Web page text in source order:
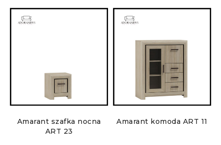
Amarant szafka nocna
ART 23
Amarant komoda ART 11